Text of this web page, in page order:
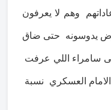
وهم لا يعرفون
يدوسونه حتى ضاق
سامراء اللي عرفت
العسكري نسبة